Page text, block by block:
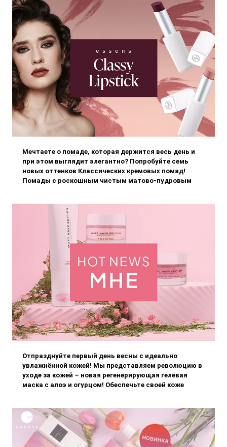
Мечтаете о помаде, которая держится весь день и
при этом выглядит элегантно? Попробуйте семь
новых оттенков Классических кремовых помад!
Помады с роскошным чистым матово-пудровым
Отпразднуйте первый день весны с идеально
увлажнённой кожей! Мы представляем революцию в
уходе за кожей – новая регенерирующая гелевая
маска с алоэ и огурцом! Обеспечьте своей коже